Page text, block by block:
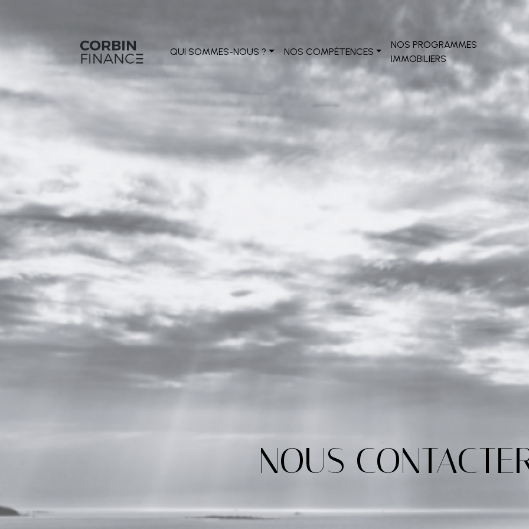
QUI SOMMES-NOUS ? NOS COMPÉTENCES
NOS PROGRAMMES
IMMOBILIERS
NOUS